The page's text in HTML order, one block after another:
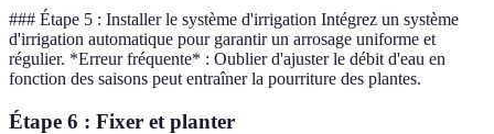
### Étape 5 : Installer le système d'irrigation Intégrez un système
d'irrigation automatique pour garantir un arrosage uniforme et
régulier. *Erreur fréquente* : Oublier d'ajuster le débit d'eau en
fonction des saisons peut entraîner la pourriture des plantes.
Étape 6 : Fixer et planter